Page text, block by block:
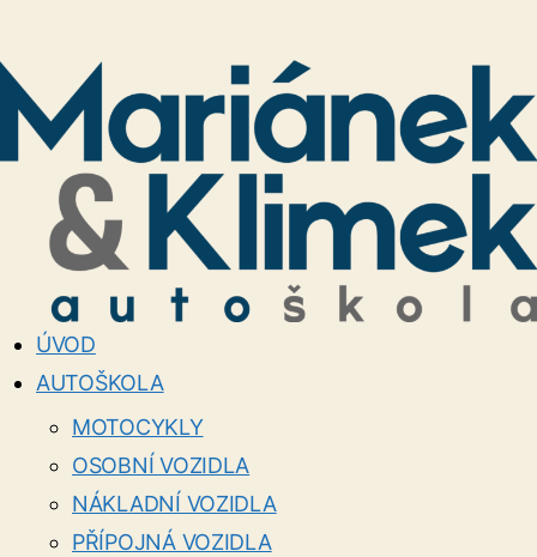
ÚVOD
AUTOŠKOLA
MOTOCYKLY
OSOBNÍ VOZIDLA
NÁKLADNÍ VOZIDLA
PŘÍPOJNÁ VOZIDLA